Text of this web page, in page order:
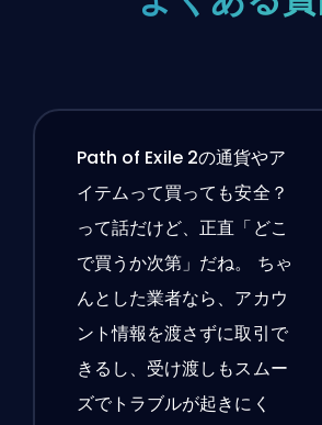
Path of Exile 2の通貨やア
イテムって買っても安全？
って話だけど、正直「どこ
で買うか次第」だね。 ちゃ
んとした業者なら、アカウ
ント情報を渡さずに取引で
きるし、受け渡しもスムー
ズでトラブルが起きにく